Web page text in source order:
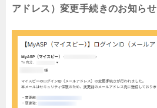
アドレス）変更手続きのお知らせ